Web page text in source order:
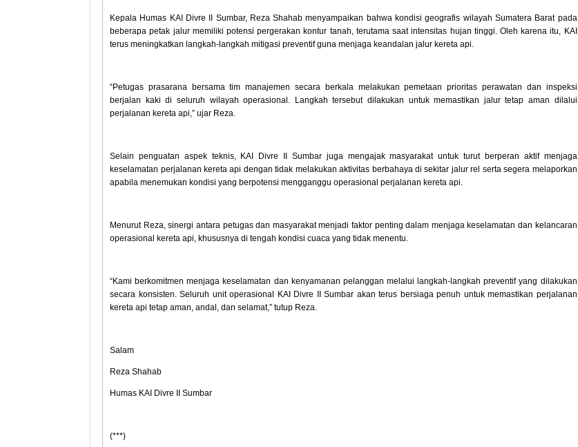
Kepala Humas KAI Divre II Sumbar, Reza Shahab menyampaikan bahwa kondisi geografis wilayah Sumatera Barat pada
beberapa petak jalur memiliki potensi pergerakan kontur tanah, terutama saat intensitas hujan tinggi. Oleh karena itu, KAI
terus meningkatkan langkah-langkah mitigasi preventif guna menjaga keandalan jalur kereta api.
“Petugas prasarana bersama tim manajemen secara berkala melakukan pemetaan prioritas perawatan dan inspeksi
berjalan kaki di seluruh wilayah operasional. Langkah tersebut dilakukan untuk memastikan jalur tetap aman dilalui
perjalanan kereta api,” ujar Reza.
Selain penguatan aspek teknis, KAI Divre II Sumbar juga mengajak masyarakat untuk turut berperan aktif menjaga
keselamatan perjalanan kereta api dengan tidak melakukan aktivitas berbahaya di sekitar jalur rel serta segera melaporkan
apabila menemukan kondisi yang berpotensi mengganggu operasional perjalanan kereta api.
Menurut Reza, sinergi antara petugas dan masyarakat menjadi faktor penting dalam menjaga keselamatan dan kelancaran
operasional kereta api, khususnya di tengah kondisi cuaca yang tidak menentu.
“Kami berkomitmen menjaga keselamatan dan kenyamanan pelanggan melalui langkah-langkah preventif yang dilakukan
secara konsisten. Seluruh unit operasional KAI Divre II Sumbar akan terus bersiaga penuh untuk memastikan perjalanan
kereta api tetap aman, andal, dan selamat,” tutup Reza.
Salam
Reza Shahab
Humas KAI Divre II Sumbar
(***)